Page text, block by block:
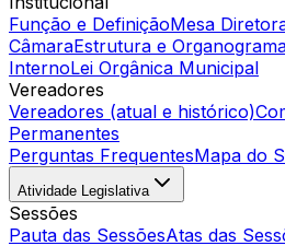
Função e DefiniçãoMesa
CâmaraEstrutura e
InternoLei Orgânica Municipal
Vereadores
Vereadores (atual e histórico)
Permanentes
Perguntas FrequentesMapa do
Atividade Legislativa
Sessões
Pauta das SessõesAtas das